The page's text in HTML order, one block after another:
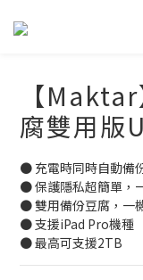
【
腐雙用版
● 充電時同時自動備
● 保護隱私超簡單，
● 雙用備份豆腐，一
● 支援iPad Pro機種
● 最高可支援2TB